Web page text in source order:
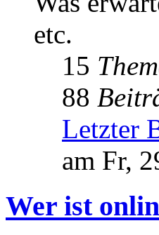
etc.
15
88
Letzter
am Fr,
Wer ist